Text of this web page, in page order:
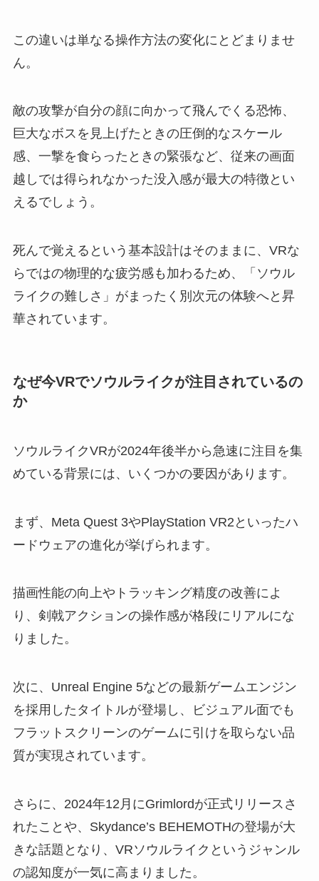
この違いは単なる操作方法の変化にとどまりませ
ん。
敵の攻撃が自分の顔に向かって飛んでくる恐怖、
巨大なボスを見上げたときの圧倒的なスケール
感、一撃を食らったときの緊張など、従来の画面
越しでは得られなかった没入感が最大の特徴とい
えるでしょう。
死んで覚えるという基本設計はそのままに、VRな
らではの物理的な疲労感も加わるため、「ソウル
ライクの難しさ」がまったく別次元の体験へと昇
華されています。
なぜ今VRでソウルライクが注目されているの
か
ソウルライクVRが2024年後半から急速に注目を集
めている背景には、いくつかの要因があります。
まず、Meta Quest 3やPlayStation VR2といったハ
ードウェアの進化が挙げられます。
描画性能の向上やトラッキング精度の改善によ
り、剣戟アクションの操作感が格段にリアルにな
りました。
次に、Unreal Engine 5などの最新ゲームエンジン
を採用したタイトルが登場し、ビジュアル面でも
フラットスクリーンのゲームに引けを取らない品
質が実現されています。
さらに、2024年12月にGrimlordが正式リリースさ
れたことや、Skydance’s BEHEMOTHの登場が大
きな話題となり、VRソウルライクというジャンル
の認知度が一気に高まりました。